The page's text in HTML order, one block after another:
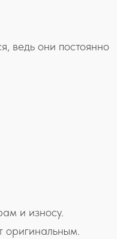
ведь они постоянно
и износу.
оригинальным.